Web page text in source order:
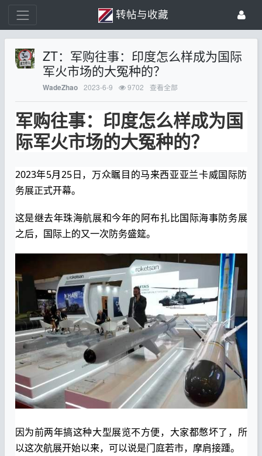
转帖与收藏
ZT：军购往事：印度怎么样成为国际
军火市场的大冤种的？
WadeZhao 2023-6-9 9702 查看全部
军购往事：印度怎么样成为国
际军火市场的大冤种的？
2023年5月25日，万众瞩目的马来西亚亚兰卡威国际防
务展正式开幕。
这是继去年珠海航展和今年的阿布扎比国际海事防务展
之后，国际上的又一次防务盛筵。
因为前两年搞这种大型展览不方便，大家都憋坏了，所
以这次航展开始以来，可以说是门庭若市，摩肩接踵。